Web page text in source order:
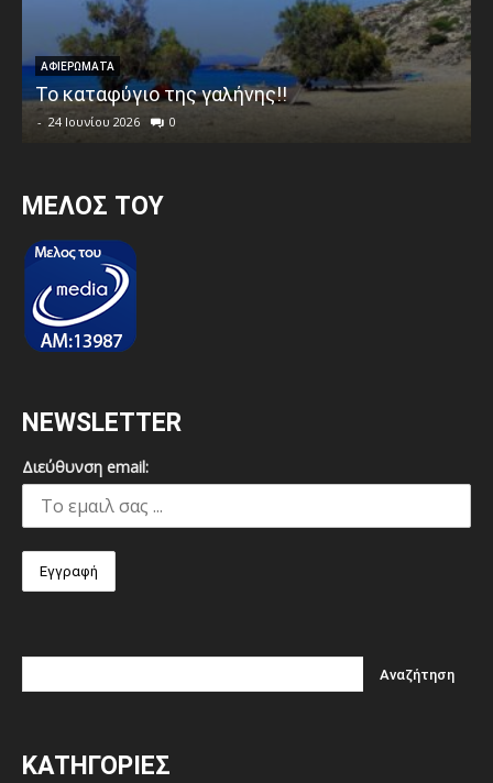
ΑΦΙΕΡΩΜΑΤΑ
Το καταφύγιο της γαλήνης!!
- 24 Ιουνίου 2026 0
MEΛΟΣ ΤΟΥ
NEWSLETTER
Διεύθυνση email:
ΚΑΤΗΓΟΡΙΕΣ